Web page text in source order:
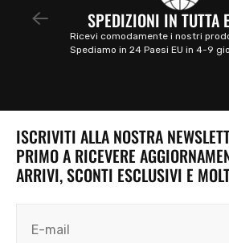
SPEDIZIONI IN TUTTA
Ricevi comodamente i nostri
Spediamo in 24 Paesi EU in 4-9
ISCRIVITI ALLA NOSTRA
PRIMO A RICEVERE
ARRIVI, SCONTI ESCLUSIVI E